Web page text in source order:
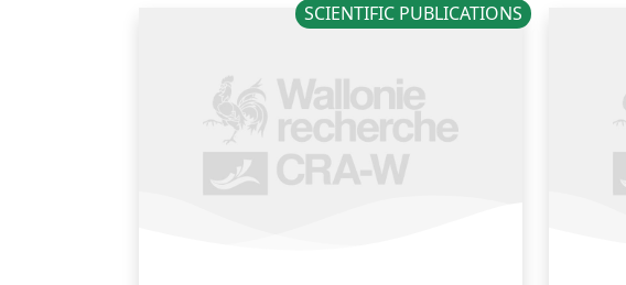
SCIENTIFIC PUBLICATIONS